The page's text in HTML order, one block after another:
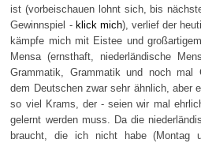
ist (vorbeischauen lohnt sich, bis
Gewinnspiel - klick mich), verlief der
kämpfe mich mit Eistee und
Mensa (ernsthaft, niederländische
Grammatik, Grammatik und noch mal
dem Deutschen zwar sehr ähnlich, aber
so viel Krams, der - seien wir mal
gelernt werden muss. Da die
braucht, die ich nicht habe (Montag